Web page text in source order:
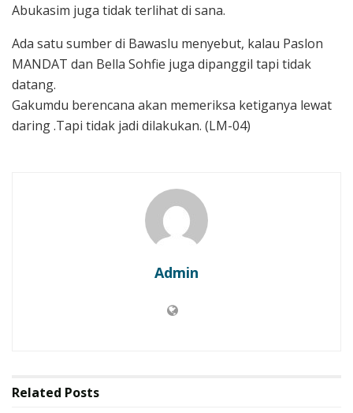
Abukasim juga tidak terlihat di sana.
Ada satu sumber di Bawaslu menyebut, kalau Paslon
MANDAT dan Bella Sohfie juga dipanggil tapi tidak
datang.
Gakumdu berencana akan memeriksa ketiganya lewat
daring .Tapi tidak jadi dilakukan. (LM-04)
Admin
Related Posts